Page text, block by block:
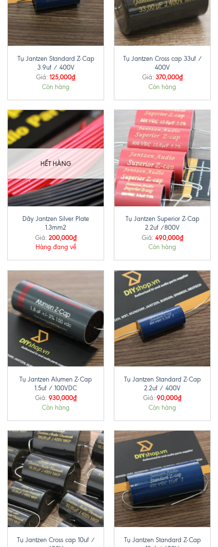
Tụ Jantzen Standard Z-Cap
3.9uf / 400V
Giá: 125,000₫
Còn hàng
Tụ Jantzen Cross cap 33uf /
400V
Giá: 370,000₫
Còn hàng
HẾT HÀNG
Dây Jantzen Silver Plate
1.3mm2
Giá: 200,000₫
Hàng đang về
Tụ Jantzen Superior Z-Cap
2.2uf /800V
Giá: 490,000₫
Còn hàng
Tụ Jantzen Alumen Z-Cap
1.5uf / 100VDC
Giá: 930,000₫
Còn hàng
Tụ Jantzen Standard Z-Cap
2.2uf / 400V
Giá: 90,000₫
Còn hàng
Tụ Jantzen Cross cap 10uf /
Tụ Jantzen Standard Z-Cap